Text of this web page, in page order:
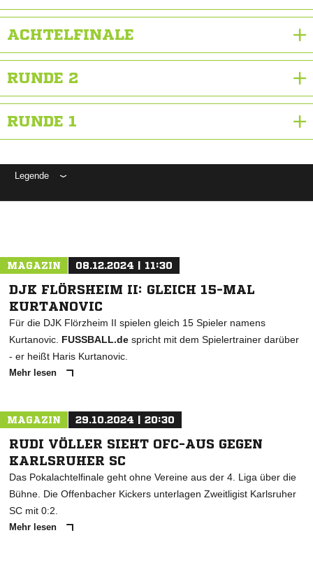
ACHTELFINALE
RUNDE 2
RUNDE 1
Legende
MAGAZIN 08.12.2024 | 11:30
DJK FLÖRSHEIM II: GLEICH 15-MAL
KURTANOVIC
Für die DJK Flörzheim II spielen gleich 15 Spieler namens
Kurtanovic. FUSSBALL.de spricht mit dem Spielertrainer darüber
- er heißt Haris Kurtanovic.
Mehr lesen
MAGAZIN 29.10.2024 | 20:30
RUDI VÖLLER SIEHT OFC-AUS GEGEN
KARLSRUHER SC
Das Pokalachtelfinale geht ohne Vereine aus der 4. Liga über die
Bühne. Die Offenbacher Kickers unterlagen Zweitligist Karlsruher
SC mit 0:2.
Mehr lesen